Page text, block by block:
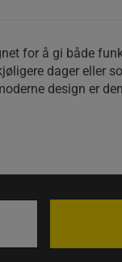
for å gi både
dager eller
design er